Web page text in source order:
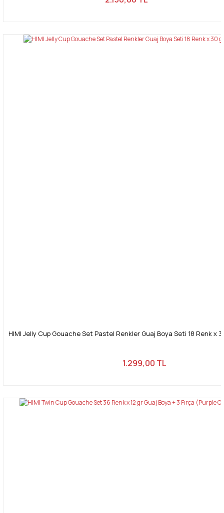
HIMI Jelly Cup Gouache Set Pastel Renkler Guaj Boya Seti 18 Renk x
1.299,00 TL